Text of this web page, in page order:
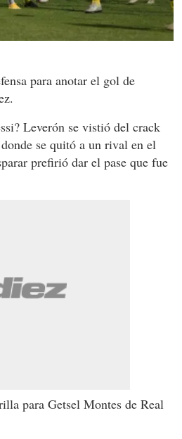
para anotar el gol de
Leverón se vistió del crack
se quitó a un rival en el
prefirió dar el pase que fue
para Getsel Montes de Real